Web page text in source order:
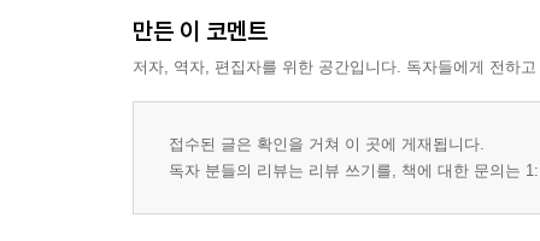
전략② 겸손과 강한 의지의 결합
전략③ 인생의 핵심 프로젝트를 찾아라
요약
3장 모방이 혁신보다 중요하다
만든 이 코멘트
저자, 역자, 편집자를 위한 공간입니다. 독자들에게 전하
접수된 글은 확인을 거쳐 이 곳에 게재됩니다.
독자 분들의 리뷰는 리뷰 쓰기를, 책에 대한 문의는